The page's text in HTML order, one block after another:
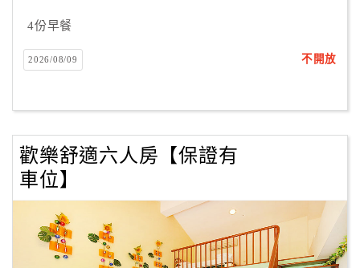
廠
商
旅
伴
計
4份早餐
2026/08/09 不開放
歡樂舒適六人房【保證有
車位】